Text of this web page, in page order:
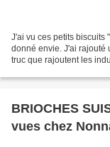
J'ai vu ces petits biscuits
donné envie. J'ai rajouté
truc que rajoutent les
BRIOCHES
vues chez